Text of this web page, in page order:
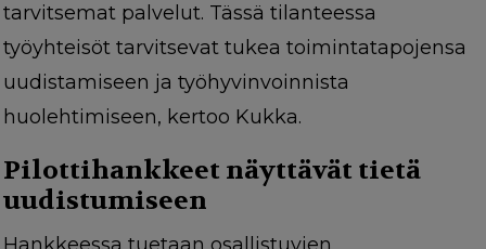
tarvitsemat palvelut. Tässä tilanteessa
työyhteisöt tarvitsevat tukea toimintatapojensa
uudistamiseen ja työhyvinvoinnista
huolehtimiseen, kertoo Kukka.
Pilottihankkeet näyttävät tietä
uudistumiseen